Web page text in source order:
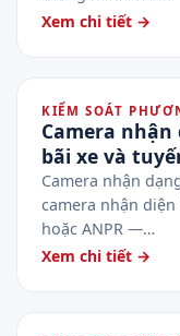
Xem chi tiết →
KIỂM SOÁT
Camera nhận
bãi xe và
Camera nhận
camera nhận
hoặc ANPR —…
Xem chi tiết →